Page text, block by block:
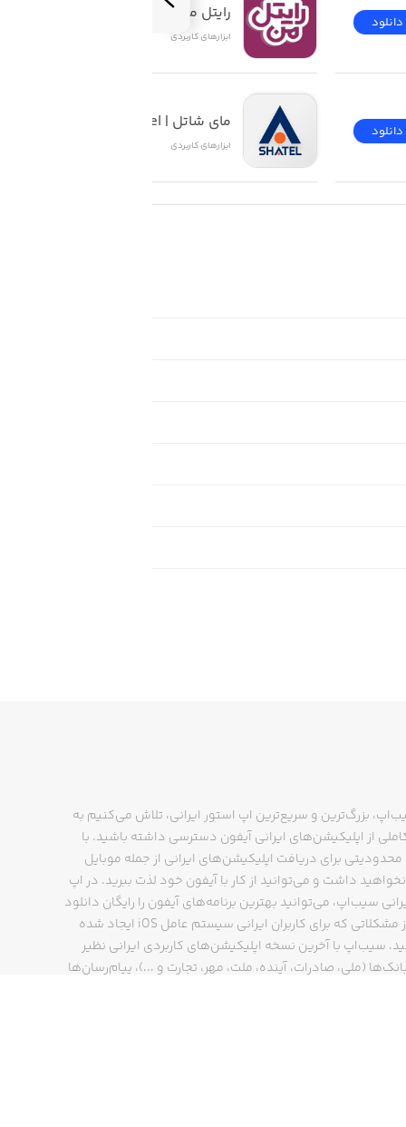
می‌کنند و با دقت امور خودرویی
دانلود
دانلود
رایتل من | My Rightel
ابزار‌های کاربردی
مای شاتل | My Shatel
ابزار‌های کاربردی
بزرگ‌ترین و سریع‌ترین اپ استور ایرانی، تلاش می‌کنیم به
از اپلیکیشن‌های ایرانی آیفون دسترسی داشته باشید. با
برای دریافت اپلیکیشن‌های ایرانی از جمله موبایل
داشت و می‌توانید از کار با آیفون خود لذت ببرید. در اپ
سیب‌اپ، می‌توانید بهترین برنامه‌های آیفون را رایگان دانلود
کنید و از مشکلاتی که برای کاربران ایرانی سیستم عامل iOS ایجاد شده
سیب‌اپ با آخرین نسخه اپلیکیشن‌های کاربردی ایرانی نظیر
(ملی، صادرات، آینده، ملت، مهر، تجارت و ...)، پیام‌رسان‌ها